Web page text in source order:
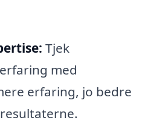
Tjek
med
erfaring, jo bedre